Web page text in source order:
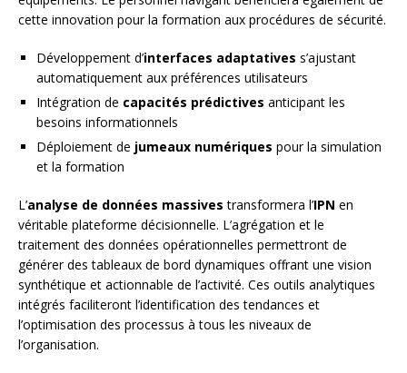
cette innovation pour la formation aux procédures de sécurité.
Développement d’interfaces adaptatives s’ajustant
automatiquement aux préférences utilisateurs
Intégration de capacités prédictives anticipant les
besoins informationnels
Déploiement de jumeaux numériques pour la simulation
et la formation
L’analyse de données massives transformera l’IPN en
véritable plateforme décisionnelle. L’agrégation et le
traitement des données opérationnelles permettront de
générer des tableaux de bord dynamiques offrant une vision
synthétique et actionnable de l’activité. Ces outils analytiques
intégrés faciliteront l’identification des tendances et
l’optimisation des processus à tous les niveaux de
l’organisation.